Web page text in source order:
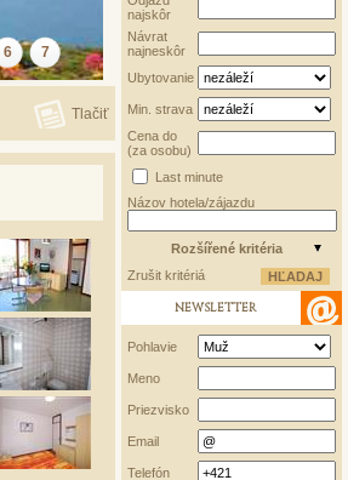
6 7
Tlačiť
najskôr
Návrat
najneskôr
Ubytovanie
Min. strava
Cena do
(za osobu)
Last minute
Názov hotela/zájazdu
Rozšířené kritéria
Zrušit kritériá
NEWSLETTER
Pohlavie
Meno
Priezvisko
Email
Telefón